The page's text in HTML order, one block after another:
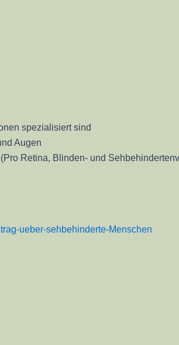
spezialisiert sind
Augen
Retina, Blinden- und
ueber-sehbehinderte-Menschen